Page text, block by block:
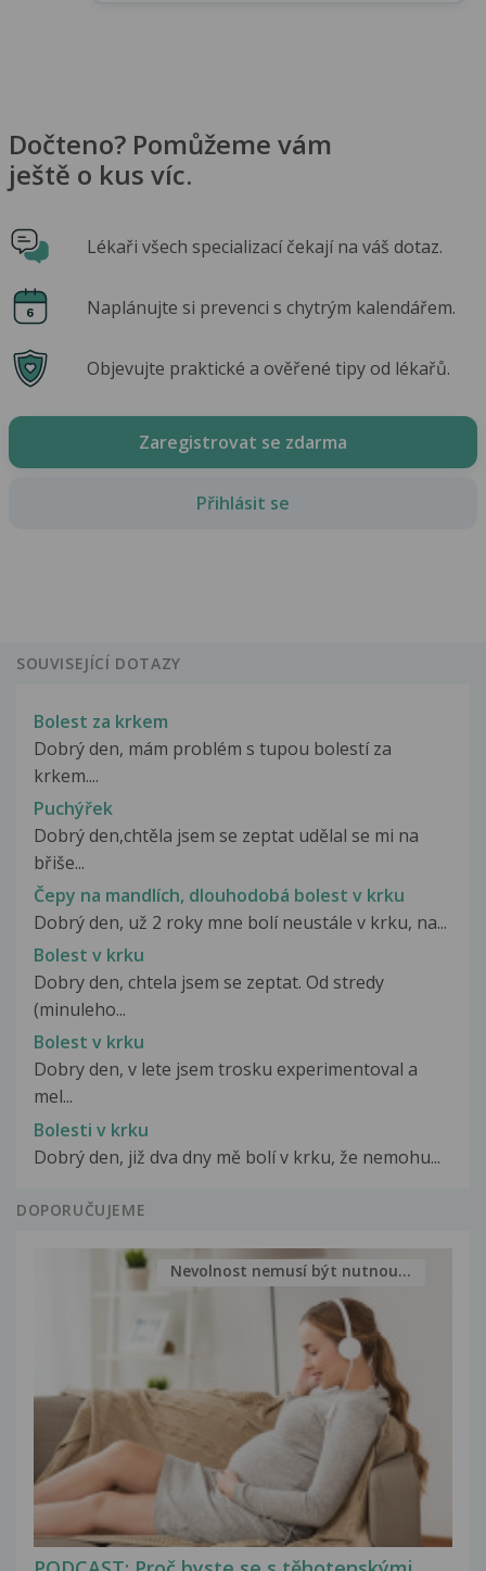
Dočteno? Pomůžeme vám
ještě o kus víc.
Lékaři všech specializací čekají na váš dotaz.
Naplánujte si prevenci s chytrým kalendářem.
Objevujte praktické a ověřené tipy od lékařů.
Zaregistrovat se zdarma
Přihlásit se
SOUVISEJÍCÍ DOTAZY
Bolest za krkem
Dobrý den, mám problém s tupou bolestí za
krkem....
Puchýřek
Dobrý den,chtěla jsem se zeptat udělal se mi na
břiše...
Čepy na mandlích, dlouhodobá bolest v krku
Dobrý den, už 2 roky mne bolí neustále v krku, na...
Bolest v krku
Dobry den, chtela jsem se zeptat. Od stredy
(minuleho...
Bolest v krku
Dobry den, v lete jsem trosku experimentoval a
mel...
Bolesti v krku
Dobrý den, již dva dny mě bolí v krku, že nemohu...
DOPORUČUJEME
Nevolnost nemusí být nutnou...